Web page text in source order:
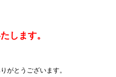
します。
がとうございます。